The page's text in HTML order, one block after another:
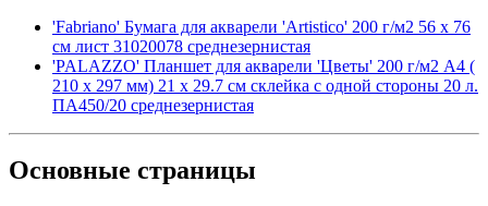
'Fabriano' Бумага для акварели 'Artistico' 200 г/м2 56 х 76
см лист 31020078 среднезернистая
'PALAZZO' Планшет для акварели 'Цветы' 200 г/м2 A4 (
210 x 297 мм) 21 х 29.7 см склейка с одной стороны 20 л.
ПА450/20 среднезернистая
Основные страницы